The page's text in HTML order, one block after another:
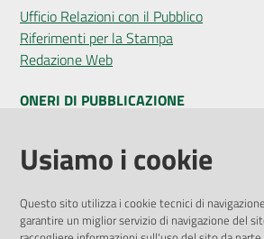
Ufficio Relazioni con il Pubblico
Riferimenti per la Stampa
Redazione Web
ONERI DI PUBBLICAZIONE
Amministrazione Trasparente
Pubblicità legale
Privacy Policy
Attuazione Misure PNRR
Usiamo i cookie
Questo sito utilizza i cookie tecnici di
garantire un miglior servizio di navigazione del